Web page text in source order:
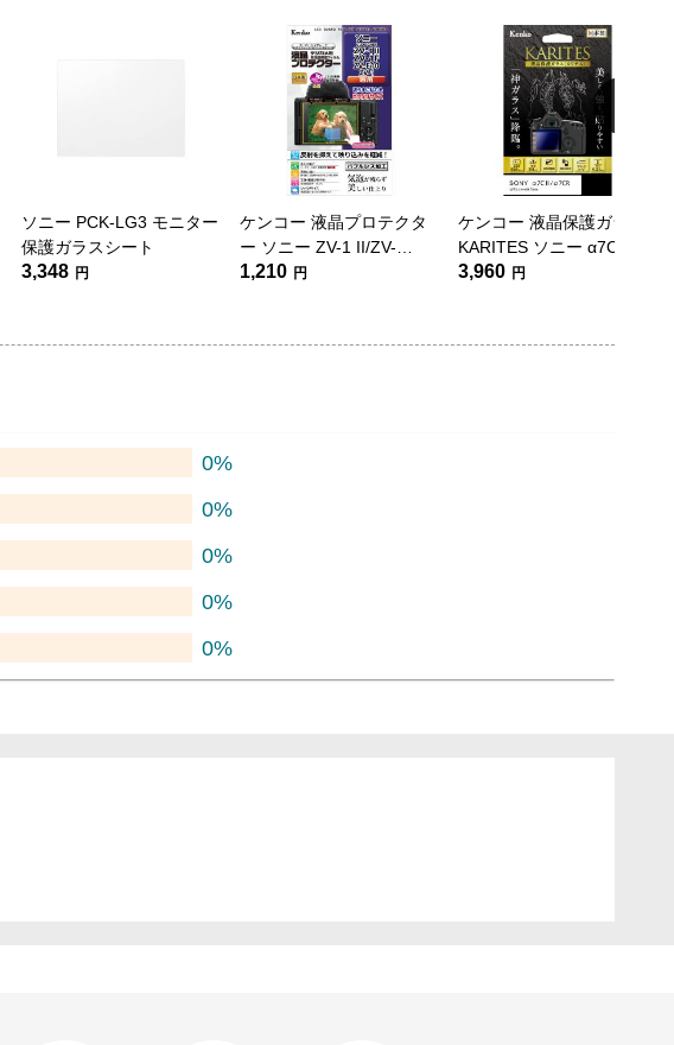
ソニー PCK-LG3 モニター
保護ガラスシート
3,348 円
ケンコー 液晶プロテクタ
ー ソニー ZV-1 II/ZV-
1F/ZV-E10/ZV-1用
1,210 円
ケンコー 液晶保護ガラス
KARITES ソニー α7CII/
α7CR用
3,960 円
0%
0%
0%
0%
0%